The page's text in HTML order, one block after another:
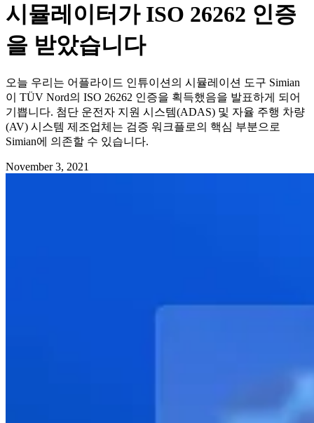
시뮬레이터가 ISO 26262 인증
을 받았습니다
오늘 우리는 어플라이드 인튜이션의 시뮬레이션 도구 Simian
이 TÜV Nord의 ISO 26262 인증을 획득했음을 발표하게 되어
기쁩니다. 첨단 운전자 지원 시스템(ADAS) 및 자율 주행 차량
(AV) 시스템 제조업체는 검증 워크플로의 핵심 부분으로
Simian에 의존할 수 있습니다.
November 3, 2021